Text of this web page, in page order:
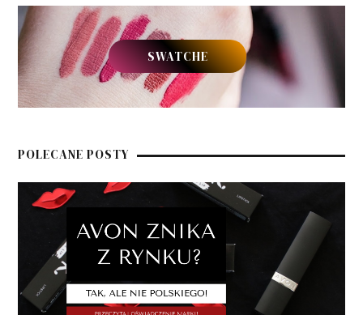
SWATCHE
POLECANE POSTY